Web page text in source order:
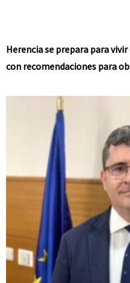
Herencia se prepara para
con recomendaciones para